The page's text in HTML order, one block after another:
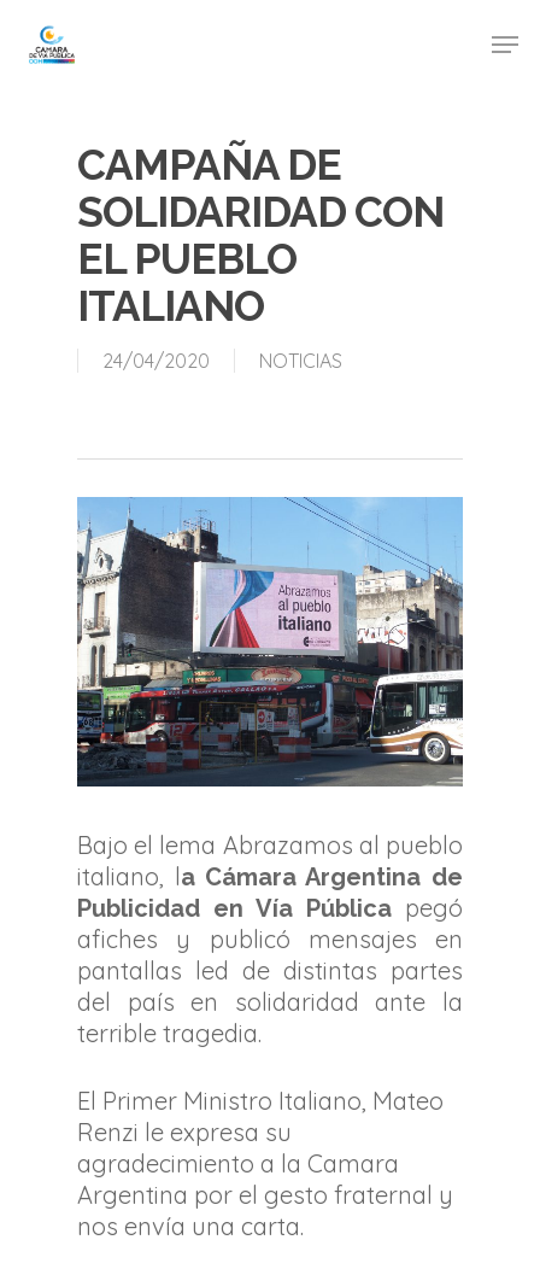
CAMPAÑA DE
SOLIDARIDAD CON
EL PUEBLO
ITALIANO
24/04/2020 NOTICIAS
Bajo el lema Abrazamos al pueblo
italiano, la Cámara Argentina de
Publicidad en Vía Públicapegó
afiches y publicó mensajes en
pantallas led de distintas partes
del país en solidaridad ante la
terrible tragedia.
El Primer Ministro Italiano, Mateo
Renzi le expresa su
agradecimiento a la Camara
Argentina por el gesto fraternal y
nos envía una carta.